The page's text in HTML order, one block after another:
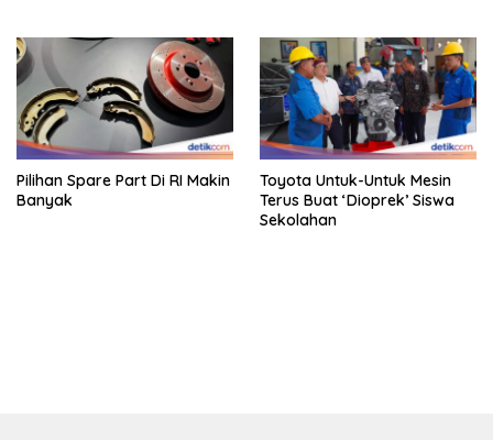
Pilihan Spare Part Di RI Makin
Banyak
Toyota Untuk-Untuk Mesin
Terus Buat ‘Dioprek’ Siswa
Sekolahan